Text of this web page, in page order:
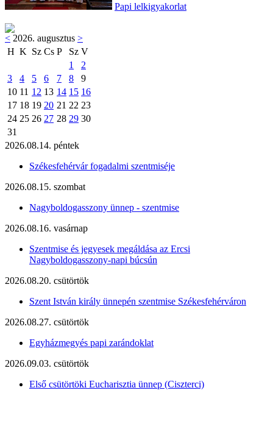
Papi lelkigyakorlat
< 2026. augusztus >
H K Sz Cs P Sz V
1
2
3
4 5 6 7 8
9
10 11 12 13 14 15 16
17 18 19 20 21 22 23
24 25 26 27 28 29 30
31
2026.08.14. péntek
Székesfehérvár fogadalmi szentmiséje
2026.08.15. szombat
Nagyboldogasszony ünnep - szentmise
2026.08.16. vasárnap
Szentmise és jegyesek megáldása az Ercsi
Nagyboldogasszony-napi búcsún
2026.08.20. csütörtök
Szent István király ünnepén szentmise Székesfehérváron
2026.08.27. csütörtök
Egyházmegyés papi zarándoklat
2026.09.03. csütörtök
Első csütörtöki Eucharisztia ünnep (Ciszterci)